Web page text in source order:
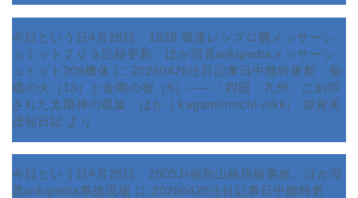
今日という日4月26日 1938 最速レシプロ機メッサーシ
ュミット２０９記録更新、ほか写真wikipediaメッサーシ
ュミット209機体 に 20260426注目記事日中随時更新 胎
蔵の火（13）と金剛の智（9）――「四国・九州」に刻印
された太陽神の凱旋、ほか｜kagamimochi-nikki 加賀美
茂知日記 より
今日という日4月25日 2005Jr福知山線脱線事故、ほか写
真wikipedia事故現場 に 20260425注目記事日中随時更